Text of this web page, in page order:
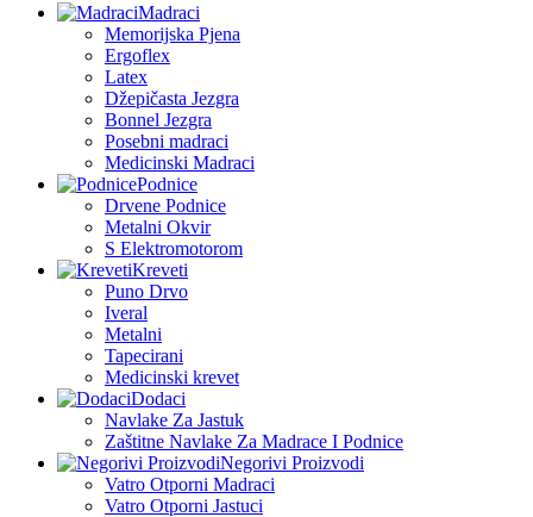
Madraci
Memorijska Pjena
Ergoflex
Latex
Džepičasta Jezgra
Bonnel Jezgra
Posebni madraci
Medicinski Madraci
Podnice
Drvene Podnice
Metalni Okvir
S Elektromotorom
Kreveti
Puno Drvo
Iveral
Metalni
Tapecirani
Medicinski krevet
Dodaci
Navlake Za Jastuk
Zaštitne Navlake Za Madrace I Podnice
Negorivi Proizvodi
Vatro Otporni Madraci
Vatro Otporni Jastuci